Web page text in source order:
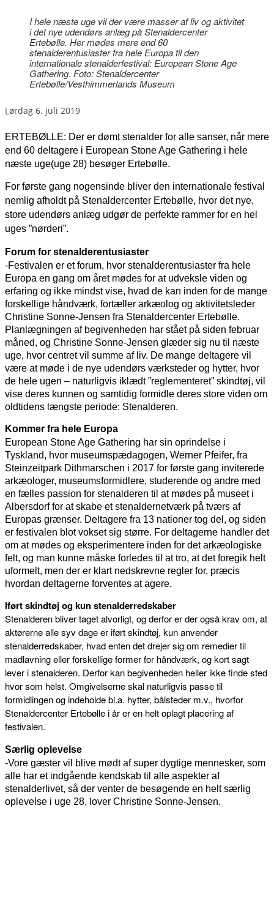
I hele næste uge vil der være masser af liv og aktivitet
i det nye udendørs anlæg på Stenaldercenter
Ertebølle. Her mødes mere end 60
stenalderentusiaster fra hele Europa til den
internationale stenalderfestival: European Stone Age
Gathering. Foto: Stenaldercenter
Ertebølle/Vesthimmerlands Museum
lørdag 6. juli 2019
ERTEBØLLE: Der er dømt stenalder for alle sanser, når mere
end 60 deltagere i European Stone Age Gathering i hele
næste uge(uge 28) besøger Ertebølle.
For første gang nogensinde bliver den internationale festival
nemlig afholdt på Stenaldercenter Ertebølle, hvor det nye,
store udendørs anlæg udgør de perfekte rammer for en hel
uges ”nørderi”.
Forum for stenalderentusiaster
-Festivalen er et forum, hvor stenalderentusiaster fra hele
Europa en gang om året mødes for at udveksle viden og
erfaring og ikke mindst vise, hvad de kan inden for de mange
forskellige håndværk, fortæller arkæolog og aktivitetsleder
Christine Sonne-Jensen fra Stenaldercenter Ertebølle.
Planlægningen af begivenheden har stået på siden februar
måned, og Christine Sonne-Jensen glæder sig nu til næste
uge, hvor centret vil summe af liv. De mange deltagere vil
være at møde i de nye udendørs værksteder og hytter, hvor
de hele ugen – naturligvis iklædt ”reglementeret” skindtøj, vil
vise deres kunnen og samtidig formidle deres store viden om
oldtidens længste periode: Stenalderen.
Kommer fra hele Europa
European Stone Age Gathering har sin oprindelse i
Tyskland, hvor museumspædagogen, Werner Pfeifer, fra
Steinzeitpark Dithmarschen i 2017 for første gang inviterede
arkæologer, museumsformidlere, studerende og andre med
en fælles passion for stenalderen til at mødes på museet i
Albersdorf for at skabe et stenaldernetværk på tværs af
Europas grænser. Deltagere fra 13 nationer tog del, og siden
er festivalen blot vokset sig større. For deltagerne handler det
om at mødes og eksperimentere inden for det arkæologiske
felt, og man kunne måske forledes til at tro, at det foregik helt
uformelt, men der er klart nedskrevne regler for, præcis
hvordan deltagerne forventes at agere.
Iført skindtøj og kun stenalderredskaber
Stenalderen bliver taget alvorligt, og derfor er der også krav om, at
aktørerne alle syv dage er iført skindtøj, kun anvender
stenalderredskaber, hvad enten det drejer sig om remedier til
madlavning eller forskellige former for håndværk, og kort sagt
lever i stenalderen. Derfor kan begivenheden heller ikke finde sted
hvor som helst. Omgivelserne skal naturligvis passe til
formidlingen og indeholde bl.a. hytter, bålsteder m.v., hvorfor
Stenaldercenter Ertebølle i år er en helt oplagt placering af
festivalen.
Særlig oplevelse
-Vore gæster vil blive mødt af super dygtige mennesker, som
alle har et indgående kendskab til alle aspekter af
stenalderlivet, så der venter de besøgende en helt særlig
oplevelse i uge 28, lover Christine Sonne-Jensen.